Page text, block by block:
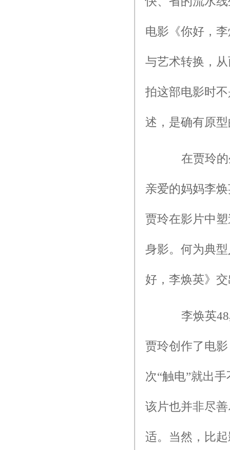
电影《你好，
与艺术转换，
拍这部电影时
述，是确有原
在贾玲的生
亲爱的妈妈李
贾玲在影片中
身影。何为典
好，李焕英》
李焕英48
贾玲创作了电
次“触电”就出
该片也并非尽
适。当然，比